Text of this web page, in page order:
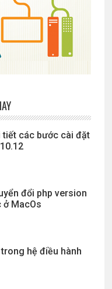
tiết các bước cài đặt
đổi php version
MacOs
hệ điều hành